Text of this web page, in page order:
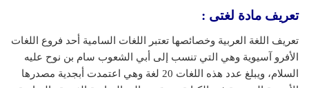
تعريف مادة لغتى :
تعريف اللغة العربية وخصائصها تعتبر اللغات السامية أحد فروع اللغات
الأفرو آسيوية وهي التي تنسب إلى أبي الشعوب سام بن نوح عليه
السلام، ويبلغ عدد هذه اللغات 20 لغة وهي اعتمدت أبجدية مصدرها